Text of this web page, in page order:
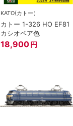
KATO(カトー）
カトー 1-326 HO EF81
カシオペア色
18,900 円